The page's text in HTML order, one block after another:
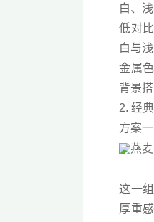
白、
低对
白与
金属
背景
2. 经
方案
这一
厚重